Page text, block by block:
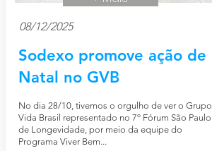
08/12/2025
Sodexo promove ação de
Natal no GVB
No dia 28/10, tivemos o orgulho de ver o Grupo
Vida Brasil representado no 7º Fórum São Paulo
de Longevidade, por meio da equipe do
Programa Viver Bem...